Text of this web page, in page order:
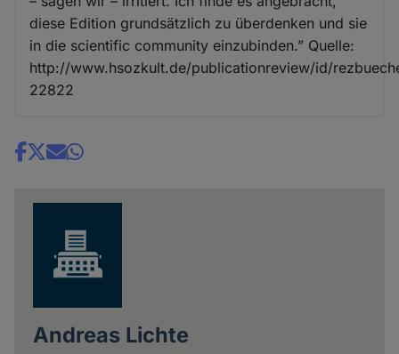
diese Edition grundsätzlich zu überdenken und sie
in die scientific community einzubinden.” Quelle:
http://www.hsozkult.de/publicationreview/id/
22822
Share
Andreas Lichte